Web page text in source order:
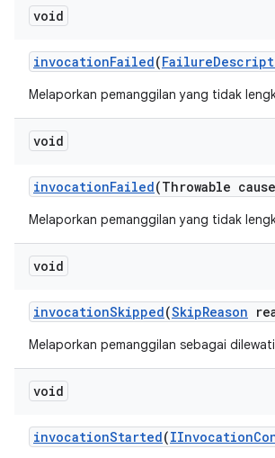
void
invocationFailed(Failure
Melaporkan pemanggilan yang tidak
void
invocationFailed(Throwable
Melaporkan pemanggilan yang tidak
void
invocationSkipped(SkipReason
Melaporkan pemanggilan sebagai dilewati
void
invocationStarted(IInvocation